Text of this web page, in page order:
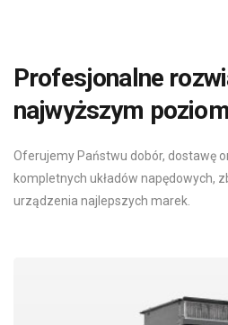
Profesjonalne
najwyższym
Oferujemy Państwu dobór, dostawę
kompletnych układów napędowych,
urządzenia najlepszych marek.